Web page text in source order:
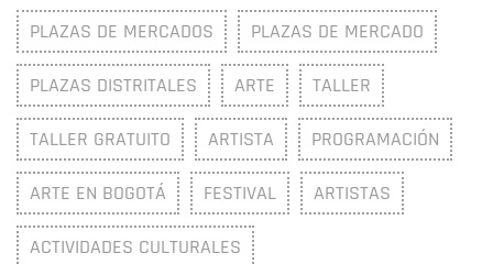
PLAZAS DE MERCADOS PLAZAS DE MERCADO
PLAZAS DISTRITALES ARTE TALLER
TALLER GRATUITO ARTISTA PROGRAMACIÓN
ARTE EN BOGOTÁ FESTIVAL ARTISTAS
ACTIVIDADES CULTURALES